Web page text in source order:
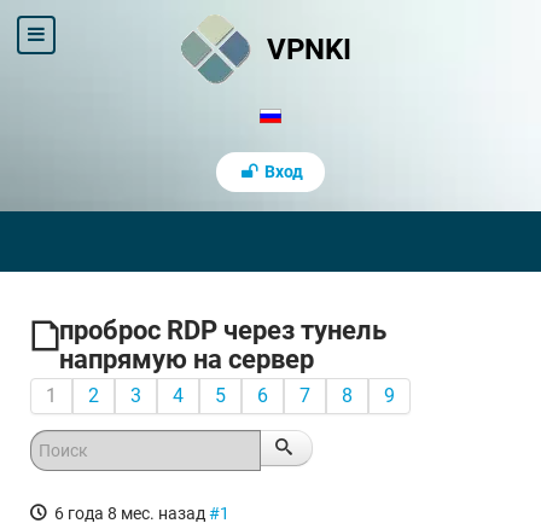
VPNKI
Вход
проброс RDP через тунель
напрямую на сервер
1 2 3 4 5 6 7 8 9
6 года 8 мес. назад #1